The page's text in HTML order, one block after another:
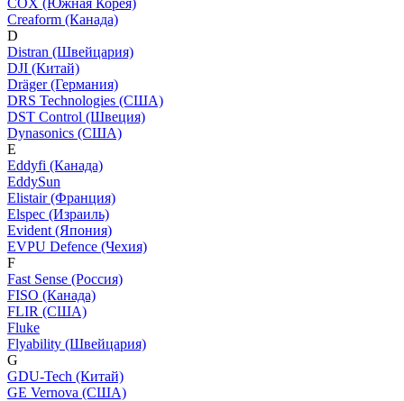
COX (Южная Корея)
Creaform (Канада)
D
Distran (Швейцария)
DJI (Китай)
Dräger (Германия)
DRS Technologies (США)
DST Control (Швеция)
Dynasonics (США)
E
Eddyfi (Канада)
EddySun
Elistair (Франция)
Elspec (Израиль)
Evident (Япония)
EVPU Defence (Чехия)
F
Fast Sense (Россия)
FISO (Канада)
FLIR (США)
Fluke
Flyability (Швейцария)
G
GDU-Tech (Китай)
GE Vernova (США)